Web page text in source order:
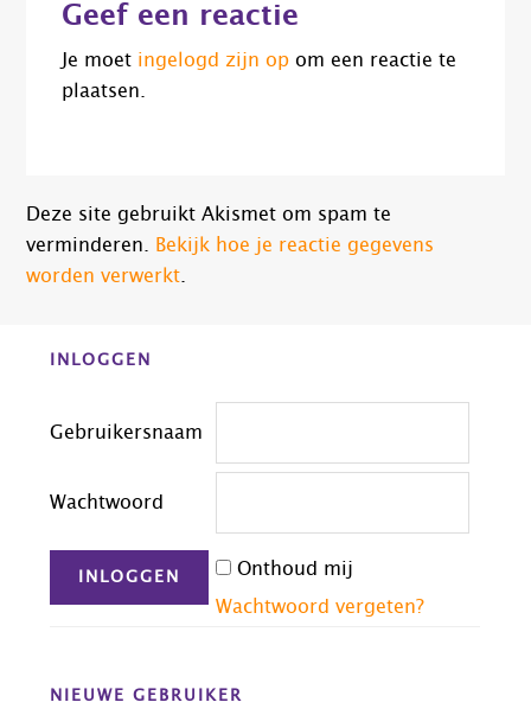
Interacties
Geef een reactie
Je moet ingelogd zijn op om een reactie te
plaatsen.
Deze site gebruikt Akismet om spam te
verminderen.
Bekijk hoe je reactie gegevens
worden verwerkt
Before
INLOGGEN
Gebruikersnaam
Wachtwoord
Onthoud mij
Wachtwoord vergeten?
NIEUWE GEBRUIKER